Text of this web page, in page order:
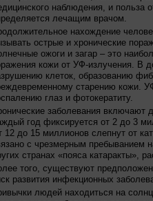
наблюдения, и польза
лечащим врачом.
нахождение
острые и хронические
ожоги и загар – это
кожи от УФ-излучения. В
клеток, образованию
старению кожи.
глаз и фотокератиту.
заболевания включают
год фиксируется от 2 до 3
12 до 15 миллионов слепнут от
с чрезмерным пребыванием
странах «пояса катаракты»,
того, существуют
развития инфекционных
людей находиться на